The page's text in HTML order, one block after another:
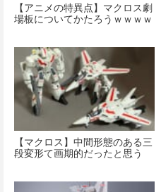
【アニメの特異点】マクロス劇
場板についてかたろうｗｗｗｗ
【マクロス】中間形態のある三
段変形て画期的だったと思う